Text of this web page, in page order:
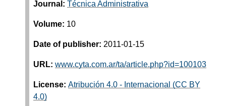
Journal: Técnica Administrativa
Volume: 10
Date of publisher: 2011-01-15
URL: www.cyta.com.ar/ta/article.php?id=100103
License: Atribución 4.0 - Internacional (CC BY
4.0)